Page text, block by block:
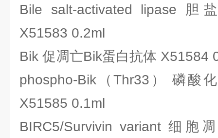
Bile salt-activated lipase
X51583 0.2ml
Bik 促凋亡Bik蛋白抗体 X51584
phospho-Bik（Thr33） 磷酸
X51585 0.1ml
BIRC5/Survivin variant 细